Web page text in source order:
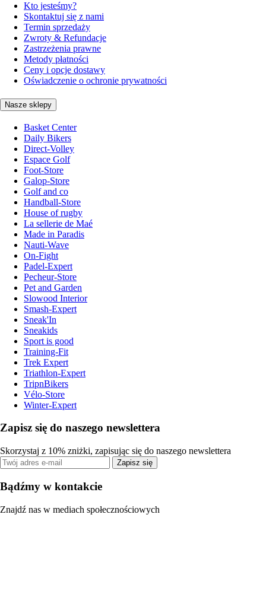
Kto jesteśmy?
Skontaktuj się z nami
Termin sprzedaży
Zwroty & Refundacje
Zastrzeżenia prawne
Metody płatności
Ceny i opcje dostawy
Oświadczenie o ochronie prywatności
Nasze sklepy
Basket Center
Daily Bikers
Direct-Volley
Espace Golf
Foot-Store
Galop-Store
Golf and co
Handball-Store
House of rugby
La sellerie de Maé
Made in Paradis
Nauti-Wave
On-Fight
Padel-Expert
Pecheur-Store
Pet and Garden
Slowood Interior
Smash-Expert
Sneak'In
Sneakids
Sport is good
Training-Fit
Trek Expert
Triathlon-Expert
TripnBikers
Vélo-Store
Winter-Expert
Zapisz się do naszego newslettera
Skorzystaj z 10% zniżki, zapisując się do naszego newslettera
Zapisz się
Bądźmy w kontakcie
Znajdź nas w mediach społecznościowych